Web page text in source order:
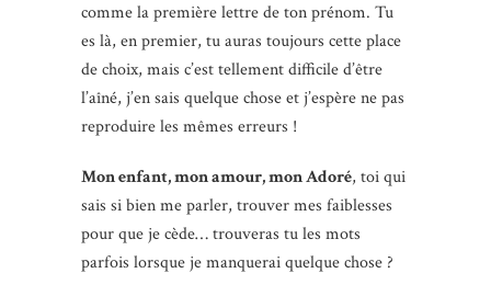
comme la première lettre de ton prénom. Tu
es là, en premier, tu auras toujours cette place
de choix, mais c’est tellement difficile d’être
l’aîné, j’en sais quelque chose et j’espère ne pas
reproduire les mêmes erreurs !
Mon enfant, mon amour, mon Adoré, toi qui
sais si bien me parler, trouver mes faiblesses
pour que je cède… trouveras tu les mots
parfois lorsque je manquerai quelque chose ?